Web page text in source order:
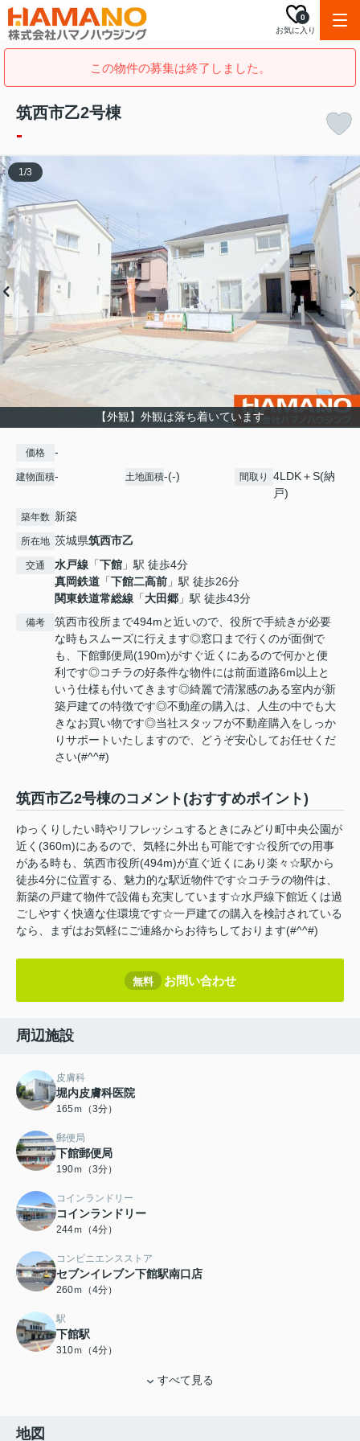
お気に入り
0
この物件の募集は終了しました。
筑西市乙2号棟
-
【外観】外観は落ち着いています
1/3
価格 -
建物面積- 土地面積-(-) 間取り
4LDK＋S(納
戸)
築年数 新築
所在地 茨城県筑西市乙
交通 水戸線 「下館 」駅 徒歩4分
真岡鉄道 「下館二高前 」駅 徒歩26分
関東鉄道常総線 「大田郷 」駅 徒歩43分
備考
筑西市役所まで494mと近いので、役所で手続きが必要
な時もスムーズに行えます◎窓口まで行くのが面倒で
も、下館郵便局(190m)がすぐ近くにあるので何かと便
利です◎コチラの好条件な物件には前面道路6m以上と
いう仕様も付いてきます◎綺麗で清潔感のある室内が新
築戸建ての特徴です◎不動産の購入は、人生の中でも大
きなお買い物です◎当社スタッフが不動産購入をしっか
りサポートいたしますので、どうぞ安心してお任せくだ
さい(#^^#)
筑西市乙2号棟のコメント(おすすめポイント)
ゆっくりしたい時やリフレッシュするときにみどり町中央公園が
近く(360m)にあるので、気軽に外出も可能です☆役所での用事
がある時も、筑西市役所(494m)が直ぐ近くにあり楽々☆駅から
徒歩4分に位置する、魅力的な駅近物件です☆コチラの物件は、
新築の戸建て物件で設備も充実しています☆水戸線下館近くは過
ごしやすく快適な住環境です☆一戸建ての購入を検討されている
なら、まずはお気軽にご連絡からお待ちしております(#^^#)
無料 お問い合わせ
周辺施設
皮膚科
堀内皮膚科医院
165ｍ（3分）
郵便局
下館郵便局
190ｍ（3分）
コインランドリー
コインランドリー
244ｍ（4分）
コンビニエンスストア
セブンイレブン下館駅南口店
260ｍ（4分）
駅
下館駅
310ｍ（4分）
すべて見る
地図